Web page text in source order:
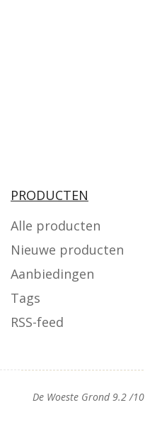
PRODUCTEN
Alle producten
Nieuwe producten
Aanbiedingen
Tags
RSS-feed
De Woeste Grond9.2/10